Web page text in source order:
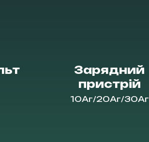
Зарядний
пристрій
10Аг/20Аг/30Аг